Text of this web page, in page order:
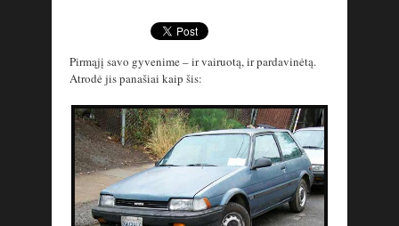
Pirmąjį savo gyvenime – ir vairuotą, ir pardavinėtą.
Atrodė jis panašiai kaip šis: